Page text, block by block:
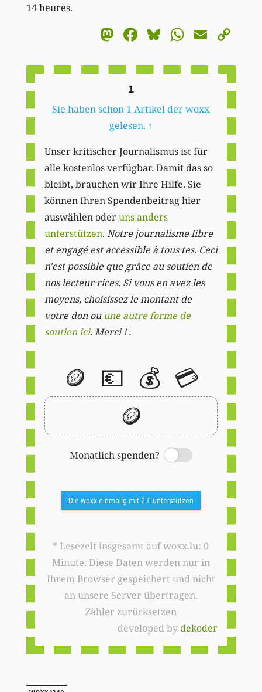
14 heures.
Mastodon
Facebook
BlueskyEmail
1
Sie haben schon 1 Artikel der woxx
gelesen. ↑
Unser kritischer Journalismus ist für
alle kostenlos verfügbar. Damit das so
bleibt, brauchen wir Ihre Hilfe. Sie
können Ihren Spendenbeitrag hier
auswählen oderuns anders
unterstützen. Notre journalisme libre
et engagé est accessible à tous·tes. Ceci
n'est possible que grâce au soutien de
nos lecteur·rices. Si vous en avez les
moyens, choisissez le montant de
votre don ou une autre forme de
soutien ici. Merci ! .
🪙 💶 💰 💳
🪙
Monatlich spenden?
Switch
Die woxx einmalig mit 2 € unterstützen
* Lesezeit insgesamt auf woxx.lu: 0
Minute. Diese Daten werden nur in
Ihrem Browser gespeichert und nicht
an unsere Server übertragen.
Zähler zurücksetzen
developed bydekoder